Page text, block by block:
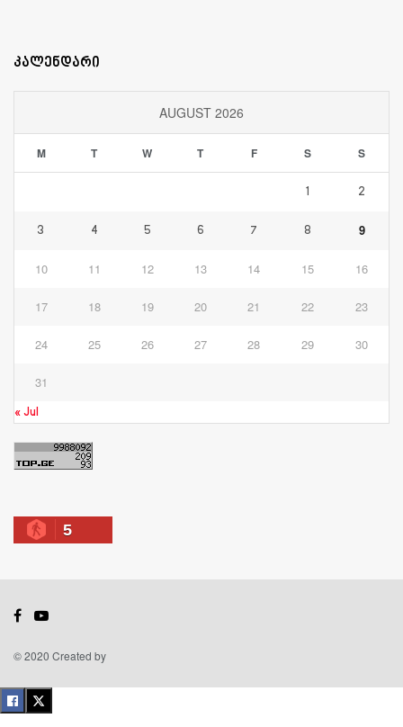
კალენდარი
AUGUST 2026
M T W T F S S
1 2
3 4 5 6 7 8 9
10 11 12 13 14 15 16
17 18 19 20 21 22 23
24 25 26 27 28 29 30
31
« Jul
5
© 2020 Created by